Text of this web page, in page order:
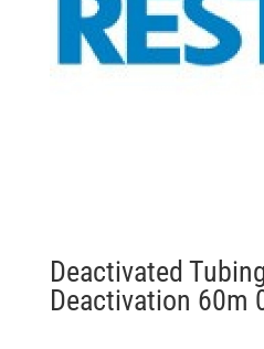
Deactivated
Deactivation 60m